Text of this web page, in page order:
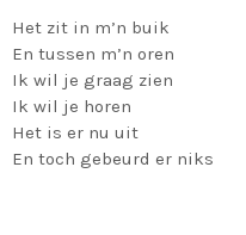
Het zit in m’n buik
En tussen m’n oren
Ik wil je graag zien
Ik wil je horen
Het is er nu uit
En toch gebeurd er niks